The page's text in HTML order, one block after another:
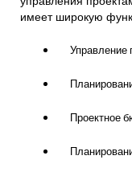
имеет широкую
Управление
Проектное